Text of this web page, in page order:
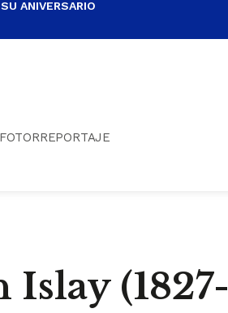
ANIVERSARIO
(1827-